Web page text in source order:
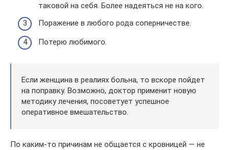
таковой на себя. Более надеяться не на кого.
Поражение в любого рода соперничестве.
Потерю любимого.
Если женщина в реалиях больна, то вскоре пойдет
на поправку. Возможно, доктор применит новую
методику лечения, посоветует успешное
оперативное вмешательство.
По каким-то причинам не общается с кровницей — не